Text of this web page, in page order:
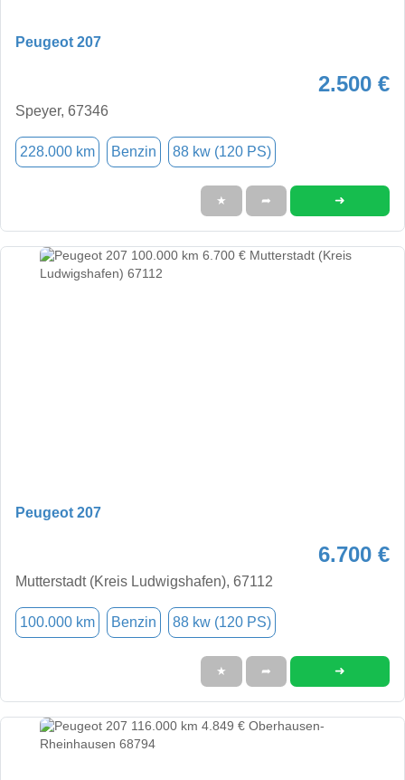
Peugeot 207
2.500 €
Speyer, 67346
228.000 km Benzin 88 kw (120 PS)
★ ➦ ➜
Peugeot 207
6.700 €
Mutterstadt (Kreis Ludwigshafen), 67112
100.000 km Benzin 88 kw (120 PS)
★ ➦ ➜